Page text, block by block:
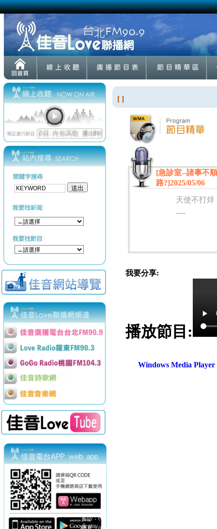
[ ]
[急診室--諸事不
路?]2025/05/06
天使不打烊
----
我要分享:
播放節目:
Windows Media
電話：(02)2369-9050